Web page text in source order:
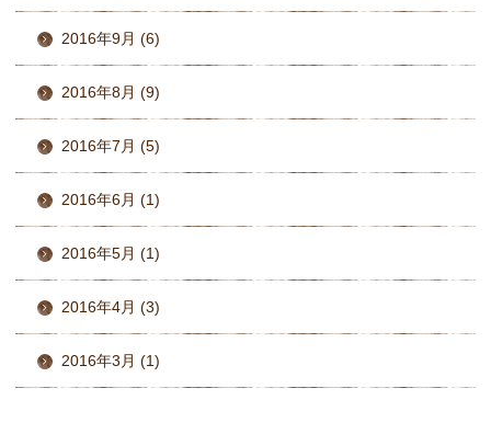
2016年9月 (6)
2016年8月 (9)
2016年7月 (5)
2016年6月 (1)
2016年5月 (1)
2016年4月 (3)
2016年3月 (1)